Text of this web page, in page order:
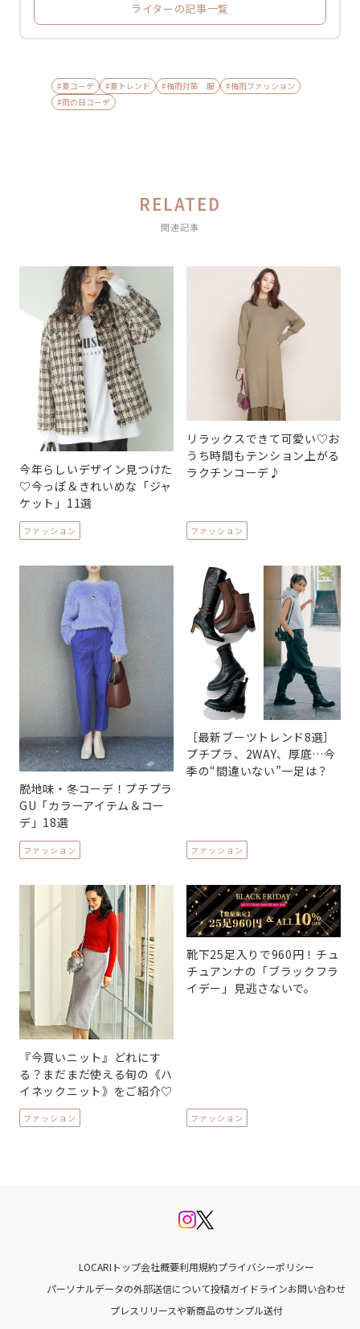
ライターの記事一覧
#夏コーデ #夏トレンド #梅雨対策 服
#梅雨ファッション
#雨の日コーデ
RELATED
関連記事
今年らしいデザイン見つけた
♡今っぽ＆きれいめな「ジャ
ケット」11選
ファッション
リラックスできて可愛い♡お
うち時間もテンション上がる
ラクチンコーデ♪
ファッション
脱地味・冬コーデ！プチプラ
GU「カラーアイテム＆コー
デ」18選
ファッション
［最新ブーツトレンド8選］
プチプラ、2WAY、厚底…今
季の“間違いない”一足は？
ファッション
『今買いニット』どれにす
る？まだまだ使える旬の《ハ
イネックニット》をご紹介♡
ファッション
靴下25足入りで960円！チュ
チュアンナの「ブラックフラ
イデー」見逃さないで。
ファッション
LOCARIトップ会社概要利用規約プライバシーポリシー
パーソナルデータの外部送信について投稿ガイドラインお問い合わせ
プレスリリースや新商品のサンプル送付